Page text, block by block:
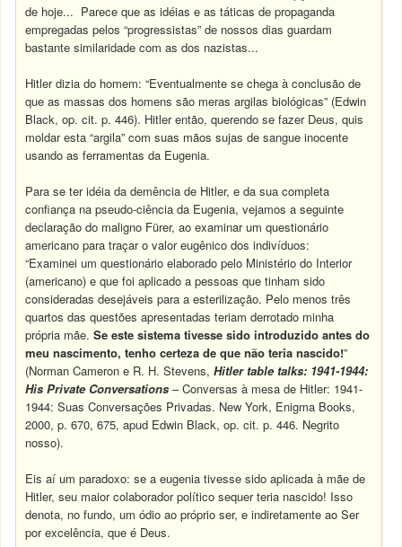
de hoje... Parece que as idéias e as táticas de propaganda
empregadas pelos “progressistas” de nossos dias guardam
bastante similaridade com as dos nazistas...
Hitler dizia do homem: “Eventualmente se chega à conclusão de
que as massas dos homens são meras argilas biológicas” (Edwin
Black, op. cit. p. 446). Hitler então, querendo se fazer Deus, quis
moldar esta “argila” com suas mãos sujas de sangue inocente
usando as ferramentas da Eugenia.
Para se ter idéia da demência de Hitler, e da sua completa
confiança na pseudo-ciência da Eugenia, vejamos a seguinte
declaração do maligno Fürer, ao examinar um questionário
americano para traçar o valor eugênico dos indivíduos:
“Examinei um questionário elaborado pelo Ministério do Interior
(americano) e que foi aplicado a pessoas que tinham sido
consideradas desejáveis para a esterilização. Pelo menos três
quartos das questões apresentadas teriam derrotado minha
própria mãe.Se este sistema tivesse sido introduzido antes do
meu nascimento, tenho certeza de que não teria nascido!”
(Norman Cameron e R. H. Stevens,Hitler table talks: 1941-1944:
His Private Conversations – Conversas à mesa de Hitler: 1941-
1944: Suas Conversações Privadas. New York, Enigma Books,
2000, p. 670, 675, apud Edwin Black, op. cit. p. 446. Negrito
nosso).
Eis aí um paradoxo: se a eugenia tivesse sido aplicada à mãe de
Hitler, seu maior colaborador político sequer teria nascido! Isso
denota, no fundo, um ódio ao próprio ser, e indiretamente ao Ser
por excelência, que é Deus.